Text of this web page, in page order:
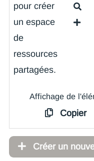
pour créer
un espace
de
ressources
partagées.
Affichage de
Copier
Créer un